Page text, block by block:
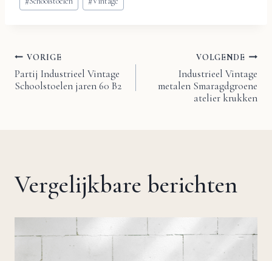
Bericht
VORIGE
Partij Industrieel Vintage
Schoolstoelen jaren 60 B2
VOLGENDE
Industrieel Vintage
metalen Smaragdgroene
atelier krukken
Vergelijkbare berichten